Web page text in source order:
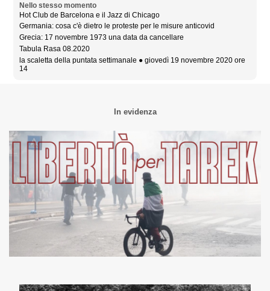
Nello stesso momento
Hot Club de Barcelona e il Jazz di Chicago
Germania: cosa c'è dietro le proteste per le misure anticovid
Grecia: 17 novembre 1973 una data da cancellare
Tabula Rasa 08.2020
la scaletta della puntata settimanale ● giovedì 19 novembre 2020 ore
14
In evidenza